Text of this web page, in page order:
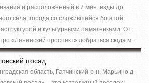
и расположенный в 7 мин. езды до
села, города со сложившейся богатой
и культурными памятниками. От
«Ленинский проспект» добраться сюда м...
посад
область, Гатчинский р-н, Марьино д